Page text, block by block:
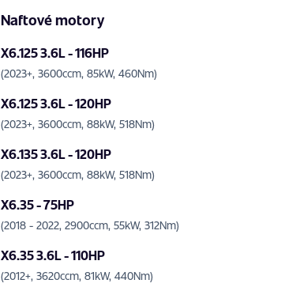
Naftové motory
X6.125 3.6L - 116HP
(2023+, 3600ccm, 85kW, 460Nm)
X6.125 3.6L - 120HP
(2023+, 3600ccm, 88kW, 518Nm)
X6.135 3.6L - 120HP
(2023+, 3600ccm, 88kW, 518Nm)
X6.35 - 75HP
(2018 - 2022, 2900ccm, 55kW, 312Nm)
X6.35 3.6L - 110HP
(2012+, 3620ccm, 81kW, 440Nm)